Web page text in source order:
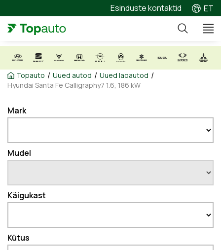
Esinduste kontaktid ET
Topauto / Uued autod / Uued laoautod /
Hyundai Santa Fe Calligraphy7 1.6, 186 kW
Mark
Mudel
Käigukast
Kütus